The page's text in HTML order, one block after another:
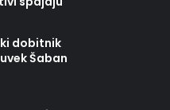
dobitnik
Šaban